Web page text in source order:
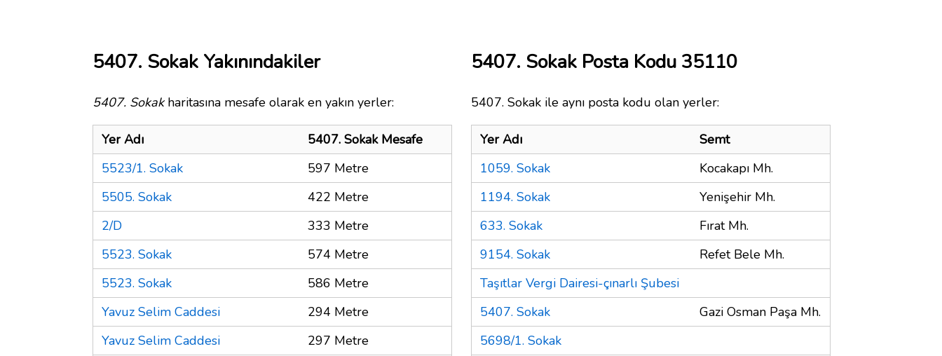
5407. Sokak Yakınındakiler
5407. Sokakharitasına mesafe olarak en yakın yerler:
Yer Adı
5407. Sokak Mesafe
5523/1. Sokak
597 Metre
5505. Sokak
422 Metre
2/D
333 Metre
5523. Sokak
574 Metre
5523. Sokak
586 Metre
Yavuz Selim Caddesi
294 Metre
Yavuz Selim Caddesi
297 Metre
5407. Sokak Posta Kodu 35110
5407. Sokak ile aynı posta kodu olan yerler:
Yer Adı
Semt
1059. Sokak
Kocakapı Mh.
1194. Sokak
Yenişehir Mh.
633. Sokak
Fırat Mh.
9154. Sokak
Refet Bele Mh.
Taşıtlar Vergi Dairesi-çınarlı Şubesi
5407. Sokak
Gazi Osman Paşa Mh.
5698/1. Sokak